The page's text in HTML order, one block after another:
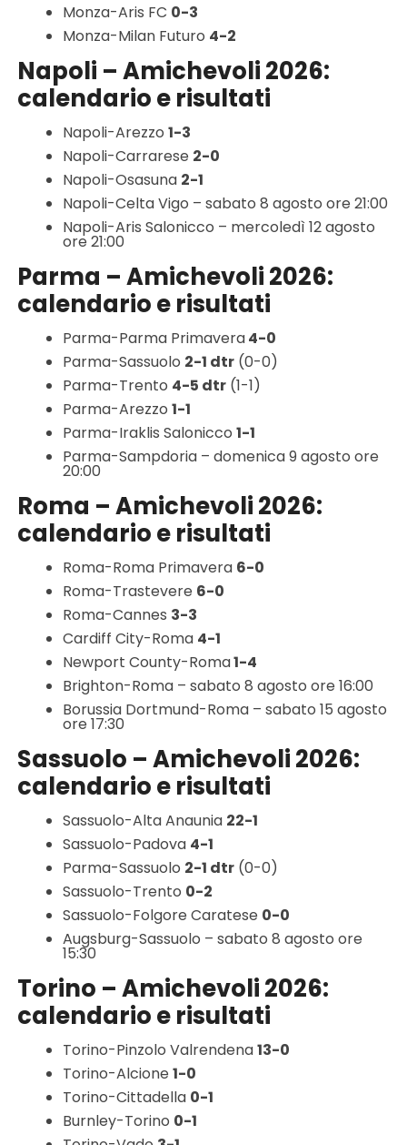
Monza-Aris FC 0-3
Monza-Milan Futuro 4-2
Napoli – Amichevoli 2026:
calendario e risultati
Napoli-Arezzo 1-3
Napoli-Carrarese 2-0
Napoli-Osasuna 2-1
Napoli-Celta Vigo – sabato 8 agosto ore 21:00
Napoli-Aris Salonicco – mercoledì 12 agosto
ore 21:00
Parma – Amichevoli 2026:
calendario e risultati
Parma-Parma Primavera4-0
Parma-Sassuolo 2-1 dtr(0-0)
Parma-Trento 4-5 dtr(1-1)
Parma-Arezzo 1-1
Parma-Iraklis Salonicco 1-1
Parma-Sampdoria – domenica 9 agosto ore
20:00
Roma – Amichevoli 2026:
calendario e risultati
Roma-Roma Primavera 6-0
Roma-Trastevere 6-0
Roma-Cannes 3-3
Cardiff City-Roma 4-1
Newport County-Roma1-4
Brighton-Roma – sabato 8 agosto ore 16:00
Borussia Dortmund-Roma – sabato 15 agosto
ore 17:30
Sassuolo – Amichevoli 2026:
calendario e risultati
Sassuolo-Alta Anaunia 22-1
Sassuolo-Padova 4-1
Parma-Sassuolo 2-1 dtr(0-0)
Sassuolo-Trento 0-2
Sassuolo-Folgore Caratese 0-0
Augsburg-Sassuolo – sabato 8 agosto ore
15:30
Torino – Amichevoli 2026:
calendario e risultati
Torino-Pinzolo Valrendena13-0
Torino-Alcione 1-0
Torino-Cittadella 0-1
Burnley-Torino 0-1